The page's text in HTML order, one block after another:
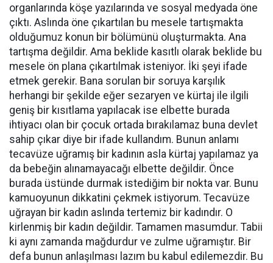
organlarında köşe yazılarında ve sosyal medyada öne
çıktı. Aslında öne çıkartılan bu mesele tartışmakta
olduğumuz konun bir bölümünü oluşturmakta. Ana
tartışma değildir. Ama beklide kasıtlı olarak beklide bu
mesele ön plana çıkartılmak isteniyor. İki şeyi ifade
etmek gerekir. Bana sorulan bir soruya karşılık
herhangi bir şekilde eğer sezaryen ve kürtaj ile ilgili
geniş bir kısıtlama yapılacak ise elbette burada
ihtiyacı olan bir çocuk ortada bırakılamaz buna devlet
sahip çıkar diye bir ifade kullandım. Bunun anlamı
tecavüze uğramış bir kadının asla kürtaj yapılamaz ya
da bebeğin alınamayacağı elbette değildir. Önce
burada üstünde durmak istediğim bir nokta var. Bunu
kamuoyunun dikkatini çekmek istiyorum. Tecavüze
uğrayan bir kadın aslında tertemiz bir kadındır. O
kirlenmiş bir kadın değildir. Tamamen masumdur. Tabii
ki aynı zamanda mağdurdur ve zulme uğramıştır. Bir
defa bunun anlaşılması lazım bu kabul edilemezdir. Bu